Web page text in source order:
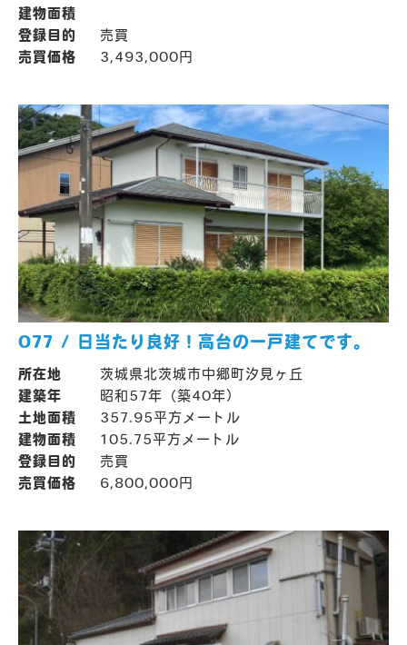
建物面積
登録目的
売買
売買価格
3,493,000円
077 / 日当たり良好！高台の一戸建てです。
所在地
茨城県北茨城市中郷町汐見ヶ丘
建築年
昭和57年（築40年）
土地面積
357.95平方メートル
建物面積
105.75平方メートル
登録目的
売買
売買価格
6,800,000円